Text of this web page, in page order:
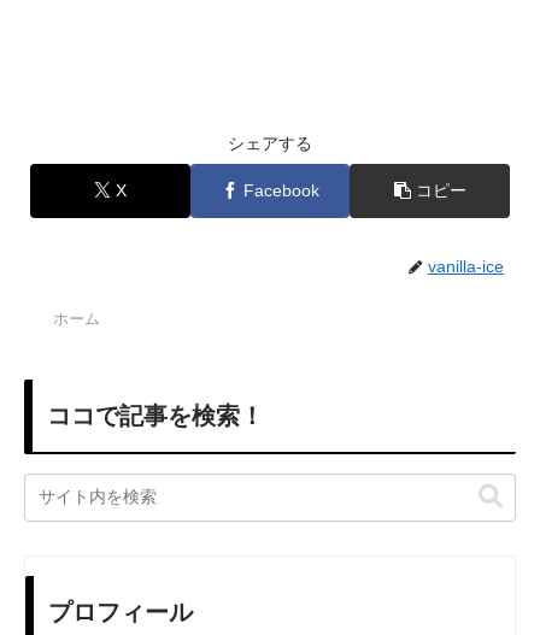
シェアする
X Facebook コピー
vanilla-ice
ホーム
ココで記事を検索！
プロフィール